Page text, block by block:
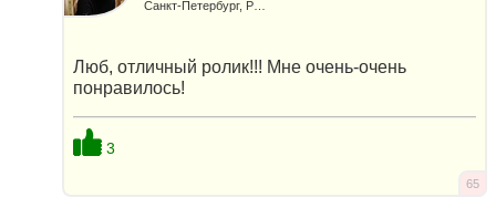
Люб, отличный ролик!!! Мне очень-очень
понравилось!
3
65